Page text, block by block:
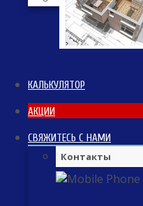
КАЛЬКУЛЯТОР
АКЦИИ
СВЯЖИТЕСЬ С НАМИ
Контакты